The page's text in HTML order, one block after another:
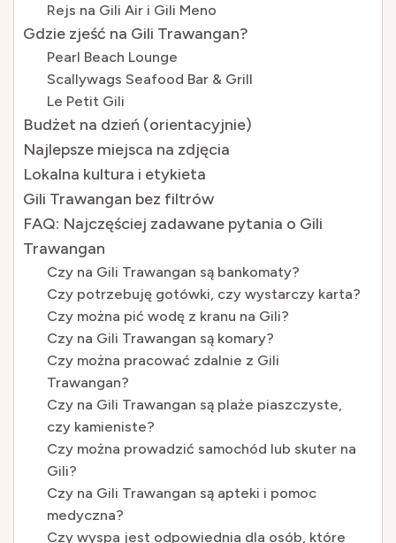
Rejs na Gili Air i Gili Meno
Gdzie zjeść na Gili Trawangan?
Pearl Beach Lounge
Scallywags Seafood Bar & Grill
Le Petit Gili
Budżet na dzień (orientacyjnie)
Najlepsze miejsca na zdjęcia
Lokalna kultura i etykieta
Gili Trawangan bez filtrów
FAQ: Najczęściej zadawane pytania o Gili
Trawangan
Czy na Gili Trawangan są bankomaty?
Czy potrzebuję gotówki, czy wystarczy karta?
Czy można pić wodę z kranu na Gili?
Czy na Gili Trawangan są komary?
Czy można pracować zdalnie z Gili
Trawangan?
Czy na Gili Trawangan są plaże piaszczyste,
czy kamieniste?
Czy można prowadzić samochód lub skuter na
Gili?
Czy na Gili Trawangan są apteki i pomoc
medyczna?
Czy wyspa jest odpowiednia dla osób, które